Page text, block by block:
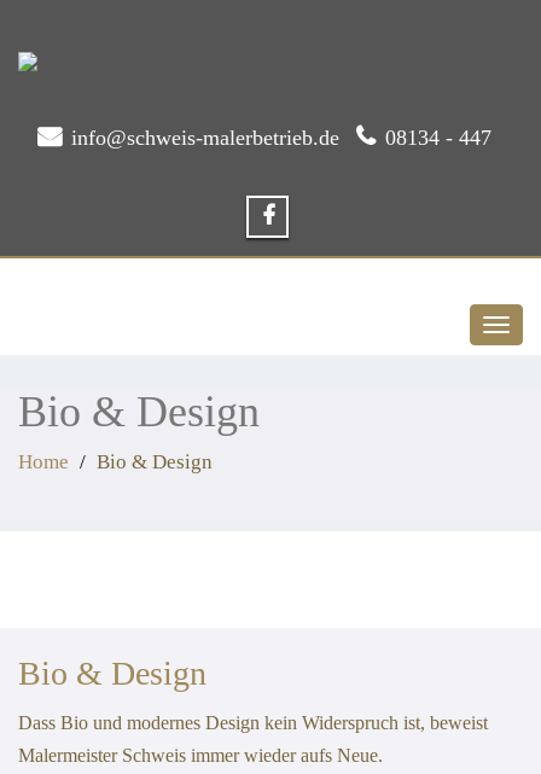
info@schweis-malerbetrieb.de 08134 - 447
Toggle
Bio & Design
Home Bio & Design
Bio & Design
Dass Bio und modernes Design kein Widerspruch ist, beweist
Malermeister Schweis immer wieder aufs Neue.